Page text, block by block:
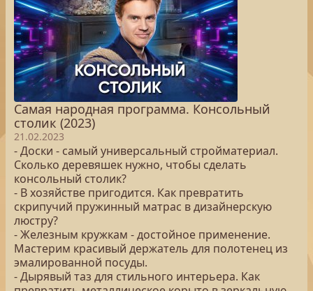
Самая народная программа. Консольный
столик (2023)
21.02.2023
- Доски - самый универсальный стройматериал.
Сколько деревяшек нужно, чтобы сделать
консольный столик?
- В хозяйстве пригодится. Как превратить
скрипучий пружинный матрас в дизайнерскую
люстру?
- Железным кружкам - достойное применение.
Мастерим красивый держатель для полотенец из
эмалированной посуды.
- Дырявый таз для стильного интерьера. Как